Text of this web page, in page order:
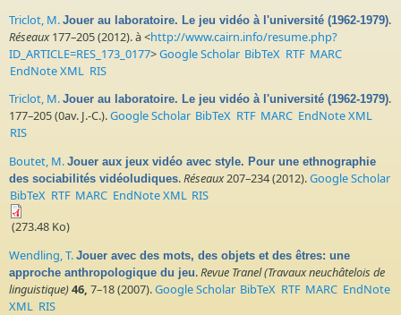
Triclot, M. Jouer au laboratoire. Le jeu vidéo à l'université (1962-1979).
Réseaux177–205 (2012). à <http://www.cairn.info/resume.php?
ID_ARTICLE=RES_173_0177>Google Scholar BibTeX RTF MARC
EndNote XML
RIS
Triclot, M. Jouer au laboratoire. Le jeu vidéo à l'université (1962-1979).
177–205 (0av. J.-C.).Google Scholar BibTeX RTF MARC EndNote XML
RIS
Boutet, M. Jouer aux jeux vidéo avec style. Pour une ethnographie
des sociabilités vidéoludiques.Réseaux207–234 (2012).Google Scholar
BibTeX RTF MARC EndNote XML RIS
(273.48 Ko)
Wendling, T. Jouer avec des mots, des objets et des êtres: une
approche anthropologique du jeu.Revue Tranel (Travaux neuchâtelois de
linguistique)46, 7–18 (2007).Google Scholar BibTeX RTF MARC EndNote
XML RIS